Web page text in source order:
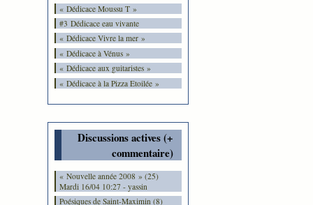
« Dédicace Moussu T »
#3 Dédicace eau vivante
« Dédicace Vivre la mer »
« Dédicace à Vénus »
« Dédicace aux guitaristes »
« Dédicace à la Pizza Etoilée »
Discussions actives (+
commentaire)
« Nouvelle année 2008 » (25)
Mardi 16/04 10:27 - yassin
Poésiques de Saint-Maximin (8)